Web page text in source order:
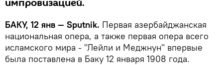
импровизацией.
БАКУ, 12 янв — Sputnik. Первая азербайджанская
национальная опера, а также первая опера всего
исламского мира - "Лейли и Меджнун" впервые
была поставлена ​​в Баку 12 января 1908 года.